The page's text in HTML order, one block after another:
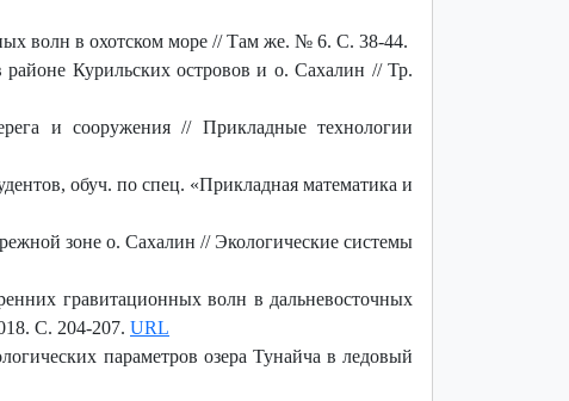
волн в охотском море // Там же. № 6. С. 38-44.
Курильских островов и о. Сахалин // Тр.
и сооружения // Прикладные технологии
обуч. по спец. «Прикладная математика и
зоне о. Сахалин // Экологические системы
гравитационных волн в дальневосточных
С. 204-207. URL
параметров озера Тунайча в ледовый